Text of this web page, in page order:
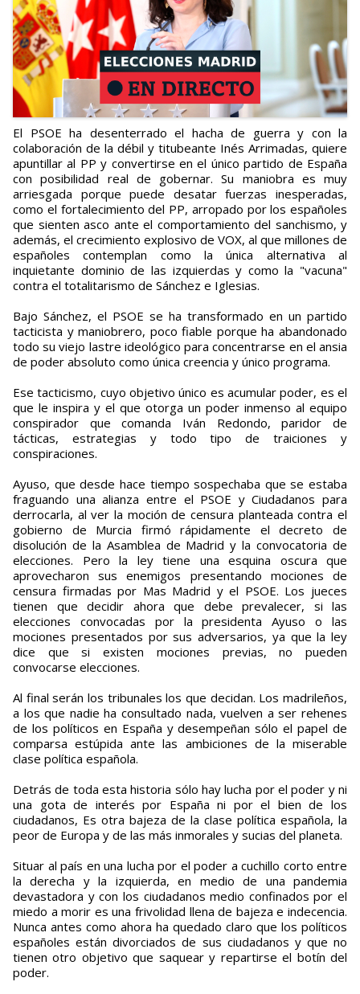
El PSOE ha desenterrado el hacha de guerra y con la
colaboración de la débil y titubeante Inés Arrimadas, quiere
apuntillar al PP y convertirse en el único partido de España
con posibilidad real de gobernar. Su maniobra es muy
arriesgada porque puede desatar fuerzas inesperadas,
como el fortalecimiento del PP, arropado por los españoles
que sienten asco ante el comportamiento del sanchismo, y
además, el crecimiento explosivo de VOX, al que millones de
españoles contemplan como la única alternativa al
inquietante dominio de las izquierdas y como la "vacuna"
contra el totalitarismo de Sánchez e Iglesias.
Bajo Sánchez, el PSOE se ha transformado en un partido
tacticista y maniobrero, poco fiable porque ha abandonado
todo su viejo lastre ideológico para concentrarse en el ansia
de poder absoluto como única creencia y único programa.
Ese tacticismo, cuyo objetivo único es acumular poder, es el
que le inspira y el que otorga un poder inmenso al equipo
conspirador que comanda Iván Redondo, paridor de
tácticas, estrategias y todo tipo de traiciones y
conspiraciones.
Ayuso, que desde hace tiempo sospechaba que se estaba
fraguando una alianza entre el PSOE y Ciudadanos para
derrocarla, al ver la moción de censura planteada contra el
gobierno de Murcia firmó rápidamente el decreto de
disolución de la Asamblea de Madrid y la convocatoria de
elecciones. Pero la ley tiene una esquina oscura que
aprovecharon sus enemigos presentando mociones de
censura firmadas por Mas Madrid y el PSOE. Los jueces
tienen que decidir ahora que debe prevalecer, si las
elecciones convocadas por la presidenta Ayuso o las
mociones presentados por sus adversarios, ya que la ley
dice que si existen mociones previas, no pueden
convocarse elecciones.
Al final serán los tribunales los que decidan. Los madrileños,
a los que nadie ha consultado nada, vuelven a ser rehenes
de los políticos en España y desempeñan sólo el papel de
comparsa estúpida ante las ambiciones de la miserable
clase política española.
Detrás de toda esta historia sólo hay lucha por el poder y ni
una gota de interés por España ni por el bien de los
ciudadanos, Es otra bajeza de la clase política española, la
peor de Europa y de las más inmorales y sucias del planeta.
Situar al país en una lucha por el poder a cuchillo corto entre
la derecha y la izquierda, en medio de una pandemia
devastadora y con los ciudadanos medio confinados por el
miedo a morir es una frivolidad llena de bajeza e indecencia.
Nunca antes como ahora ha quedado claro que los políticos
españoles están divorciados de sus ciudadanos y que no
tienen otro objetivo que saquear y repartirse el botín del
poder.